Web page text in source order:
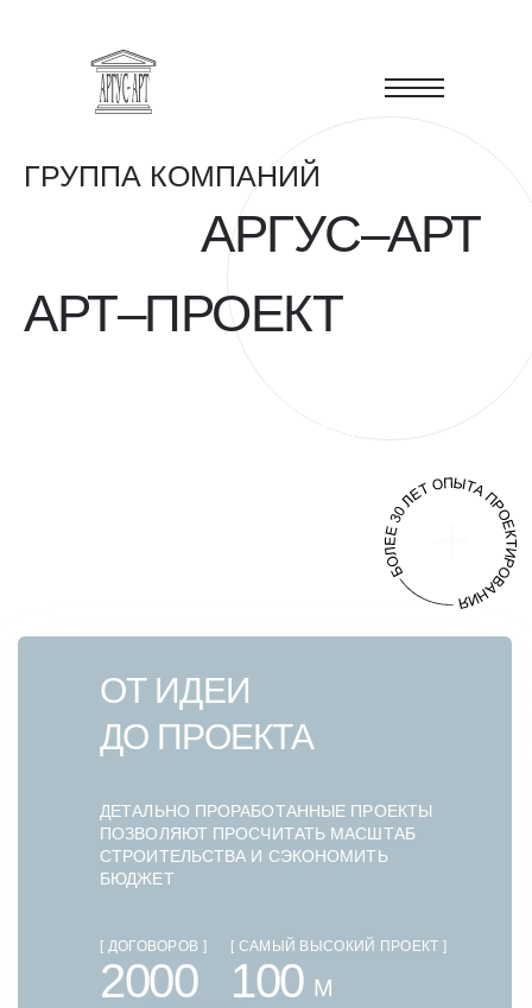
АРГУС–АРТ
АРТ–ПРОЕКТ
ГРУППА КОМПАНИЙ
ОТ ИДЕИ
ДО ПРОЕКТА
ДЕТАЛЬНО ПРОРАБОТАННЫЕ ПРОЕКТЫ
ПОЗВОЛЯЮТ ПРОСЧИТАТЬ МАСШТАБ
СТРОИТЕЛЬСТВА И СЭКОНОМИТЬ
БЮДЖЕТ
100
2000 М
[ САМЫЙ ВЫСОКИЙ ПРОЕКТ ]
[ ДОГОВОРОВ ]